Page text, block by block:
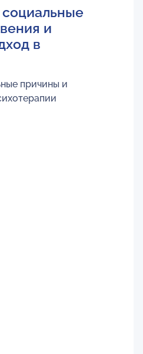
социальные
и
в
причины и